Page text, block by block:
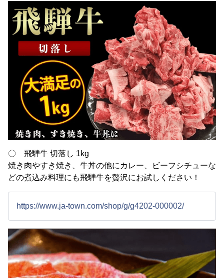
〇 飛騨牛 切落し 1kg
焼き肉やすき焼き、牛丼の他にカレー、ビーフシチューな
どの煮込み料理にも飛騨牛を贅沢にお試しください！
https://www.ja-town.com/shop/g/g4202-000002/